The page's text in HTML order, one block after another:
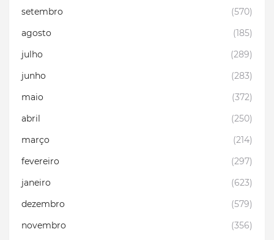
setembro
(570)
agosto
(185)
julho
(289)
junho
(283)
maio
(372)
abril
(250)
março
(214)
fevereiro
(297)
janeiro
(623)
dezembro
(579)
novembro
(356)